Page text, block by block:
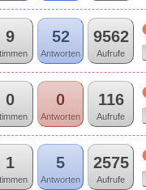
9 52
Antworten
9562
Aufrufe
0 0
Antworten
116
Aufrufe
1 5
Antworten
2575
Aufrufe